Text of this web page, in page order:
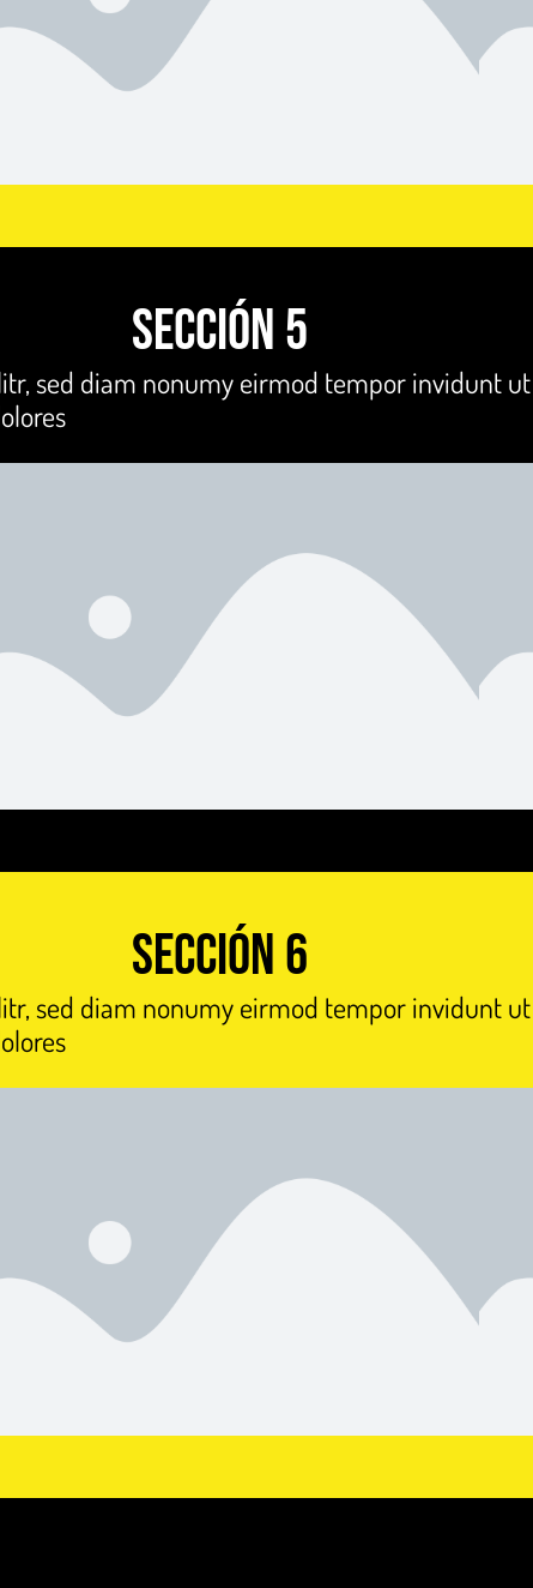
Sección 5
sed diam nonumy eirmod tempor invidunt
Sección 6
sed diam nonumy eirmod tempor invidunt